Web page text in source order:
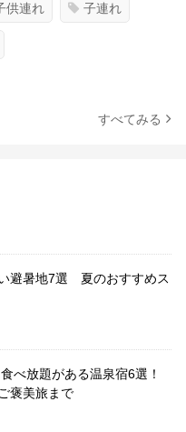
供連れ 子連れ
すべてみる
避暑地7選 夏のおすすめス
べ放題がある温泉宿6選！
褒美旅まで